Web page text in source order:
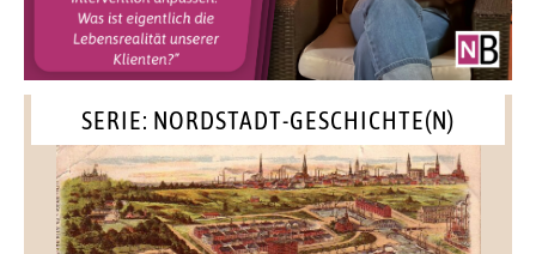
SERIE: NORDSTADT-GESCHICHTE(N)